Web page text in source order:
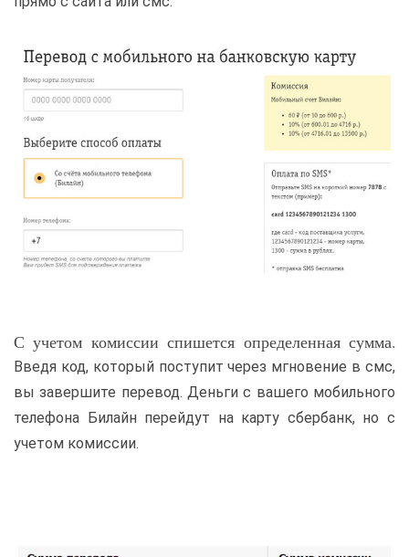
С учетом комиссии спишется определенная сумма.
Введя код, который поступит через мгновение в смс,
вы завершите перевод. Деньги с вашего мобильного
телефона Билайн перейдут на карту сбербанк, но с
учетом комиссии.